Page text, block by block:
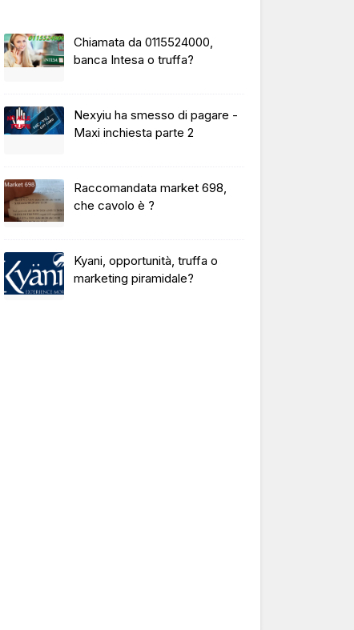
Chiamata da 0115524000,
banca Intesa o truffa?
Nexyiu ha smesso di pagare -
Maxi inchiesta parte 2
Raccomandata market 698,
che cavolo è ?
Kyani, opportunità, truffa o
marketing piramidale?